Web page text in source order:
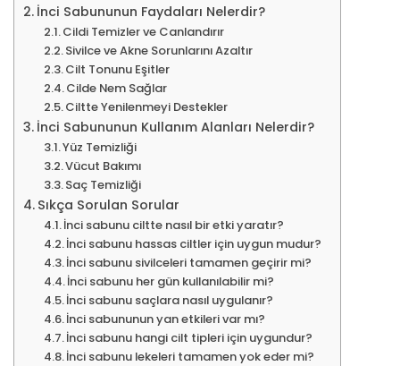
İnci Sabununun Faydaları Nelerdir?
Cildi Temizler ve Canlandırır
Sivilce ve Akne Sorunlarını Azaltır
Cilt Tonunu Eşitler
Cilde Nem Sağlar
Ciltte Yenilenmeyi Destekler
İnci Sabununun Kullanım Alanları Nelerdir?
Yüz Temizliği
Vücut Bakımı
Saç Temizliği
Sıkça Sorulan Sorular
İnci sabunu ciltte nasıl bir etki yaratır?
İnci sabunu hassas ciltler için uygun mudur?
İnci sabunu sivilceleri tamamen geçirir mi?
İnci sabunu her gün kullanılabilir mi?
İnci sabunu saçlara nasıl uygulanır?
İnci sabununun yan etkileri var mı?
İnci sabunu hangi cilt tipleri için uygundur?
İnci sabunu lekeleri tamamen yok eder mi?